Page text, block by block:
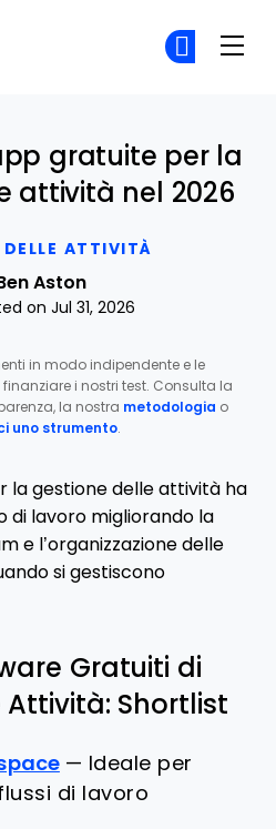
ATTIVITÀ
gratuite per la
attività nel 2026
Aston
on Jul 31, 2026
in modo indipendente e le
i nostri test. Consulta la
la nostra metodologia o
uno strumento.
la gestione delle attività ha
di lavoro migliorando la
e l’organizzazione delle
si gestiscono
Gratuiti di
Shortlist
— Ideale per
di lavoro